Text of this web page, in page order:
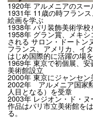
1920年 アルメニアのス
1931年 11歳の時フラン
絵画を学ぶ
1938年 パリ装飾美術学校
1958年 グラン賞、メキ
される サロン・ドートン
フランス、アメリカ、イ
はじめ国際的に活躍の場
1969年 東京で初個展、
美術館設立
2000年 東京にジャンセン
2002年 アルメニア国家
人目となる）を受章
2003年 レジオン・ド・
作品はパリ市立美術館を
る。